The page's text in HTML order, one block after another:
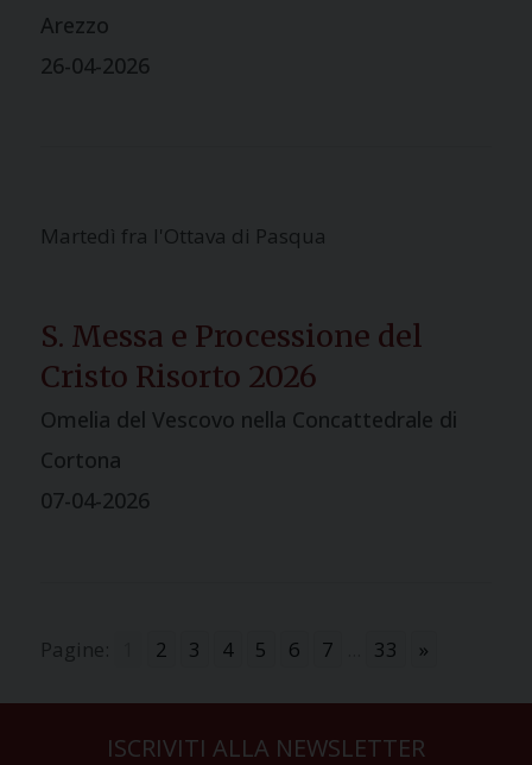
Arezzo
26-04-2026
Martedì fra l'Ottava di Pasqua
S. Messa e Processione del
Cristo Risorto 2026
Omelia del Vescovo nella Concattedrale di
Cortona
07-04-2026
Pagine: 2 3 4 5 6 7 33 »
ISCRIVITI ALLA NEWSLETTER